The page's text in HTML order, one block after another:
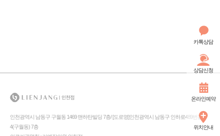
카톡상담
상담신청
온라인예약
위치안내
인천광역시 남동구 구월동 1469 맨하탄빌딩 7층/ [도로명]인천광역시 남동구 인하로489번길
4(구월동) 7층